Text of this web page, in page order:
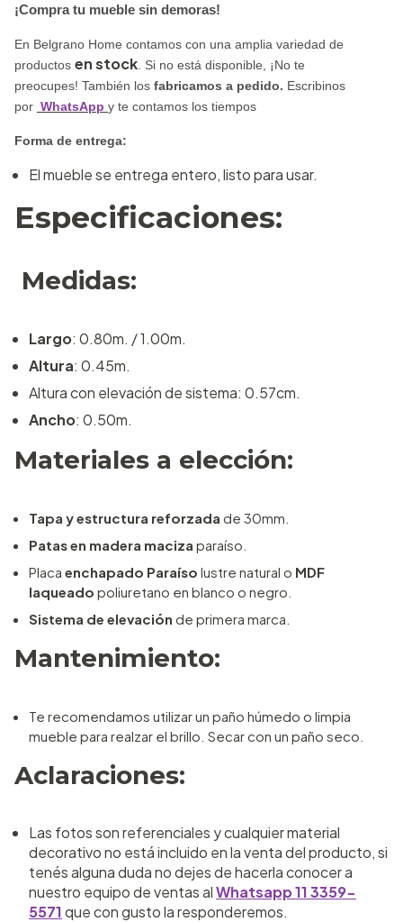
¡Compra tu mueble sin demoras!
En Belgrano Home contamos con una amplia variedad de
productos en stock . Si no está disponible, ¡No te
preocupes! También los fabricamos a pedido. Escribinos
por WhatsApp y te contamos los tiempos
Forma de entrega:
El mueble se entrega entero, listo para usar.
Especificaciones:
Medidas:
Largo: 0.80m. / 1.00m.
Altura: 0.45m.
Altura con elevación de sistema: 0.57cm.
Ancho: 0.50m.
Materiales a elección:
Tapa y estructura reforzada de 30mm.
Patas en madera maciza paraíso.
Placa enchapado Paraíso lustre natural o MDF
laqueado poliuretano en blanco o negro.
Sistema de elevación de primera marca.
Mantenimiento:
Te recomendamos utilizar un paño húmedo o limpia
mueble para realzar el brillo. Secar con un paño seco.
Aclaraciones:
Las fotos son referenciales y cualquier material
decorativo no está incluido en la venta del producto, si
tenés alguna duda no dejes de hacerla conocer a
nuestro equipo de ventas alWhatsapp 11 3359-
5571que con gusto la responderemos.